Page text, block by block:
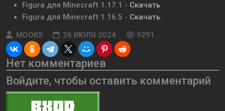
Figura для Minecraft 1.17.1 - Скачать
Figura для Minecraft 1.16.5 - Скачать
MOOKS
26 ИЮЛЯ 2024 9291
Нет комментариев
Войдите, чтобы оставить комментарий